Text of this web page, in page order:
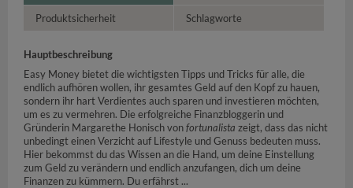
Produktsicherheit Schlagworte
Hauptbeschreibung
Easy Money bietet die wichtigsten Tipps und Tricks für alle, die
endlich aufhören wollen, ihr gesamtes Geld auf den Kopf zu hauen,
sondern ihr hart Verdientes auch sparen und investieren möchten,
um es zu vermehren. Die erfolgreiche Finanzbloggerin und
Gründerin Margarethe Honisch vonfortunalista zeigt, dass das nicht
unbedingt einen Verzicht auf Lifestyle und Genuss bedeuten muss.
Hier bekommst du das Wissen an die Hand, um deine Einstellung
zum Geld zu verändern und endlich anzufangen, dich um deine
Finanzen zu kümmern. Du erfährst ...